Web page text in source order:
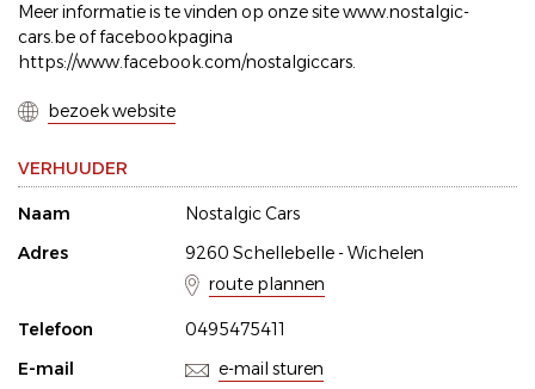
Meer informatie is te vinden op onze site www.nostalgic-
cars.be of facebookpagina
https://www.facebook.com/nostalgiccars.
bezoek website
VERHUUDER
Naam
Nostalgic Cars
Adres
9260 Schellebelle - Wichelen
route plannen
Telefoon
0495475411
E-mail
e-mail sturen